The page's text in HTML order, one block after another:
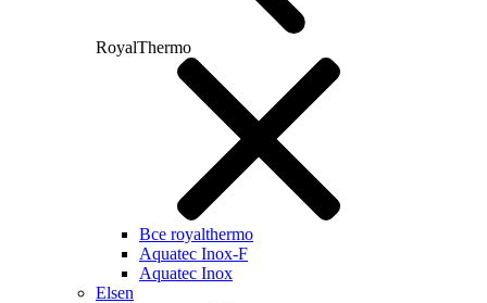
RoyalThermo
Все royalthermo
Aquatec Inox-F
Aquatec Inox
Elsen